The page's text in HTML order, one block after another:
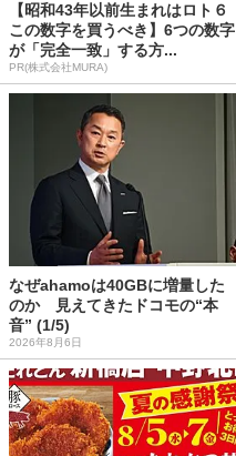
【昭和43年以前生まれはロト６
この数字を買うべき】6つの数字
が「完全一致」する方...
PR(株式会社MURA)
なぜahamoは40GBに増量した
のか 見えてきたドコモの“本
音” (1/5)
2026年8月6日